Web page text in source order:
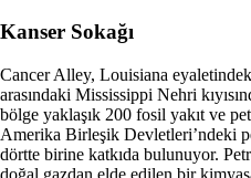
Kanser Sokağı
Cancer Alley, Louisiana
arasındaki Mississippi Nehri
bölge yaklaşık 200 fosil yakıt ve
Amerika Birleşik Devletleri’ndeki
dörtte birine katkıda bulunuyor.
doğal gazdan elde edilen bir